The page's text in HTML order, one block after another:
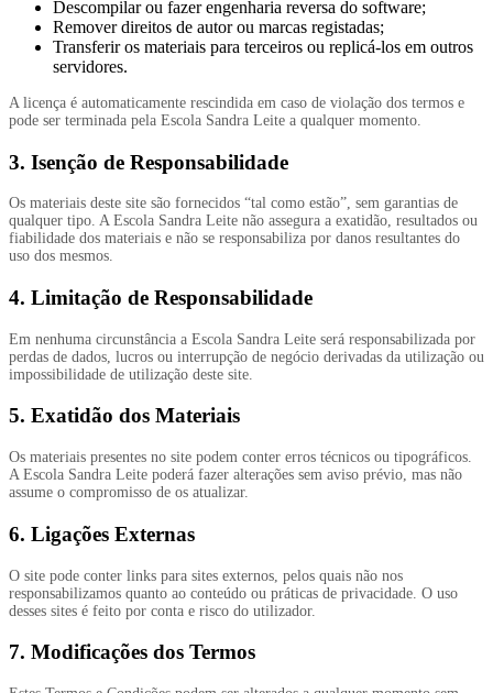
Descompilar ou fazer engenharia reversa do software;
Remover direitos de autor ou marcas registadas;
Transferir os materiais para terceiros ou replicá-los em outros
servidores.
A licença é automaticamente rescindida em caso de violação dos termos e
pode ser terminada pela Escola Sandra Leite a qualquer momento.
3. Isenção de Responsabilidade
Os materiais deste site são fornecidos “tal como estão”, sem garantias de
qualquer tipo. A Escola Sandra Leite não assegura a exatidão, resultados ou
fiabilidade dos materiais e não se responsabiliza por danos resultantes do
uso dos mesmos.
4. Limitação de Responsabilidade
Em nenhuma circunstância a Escola Sandra Leite será responsabilizada por
perdas de dados, lucros ou interrupção de negócio derivadas da utilização ou
impossibilidade de utilização deste site.
5. Exatidão dos Materiais
Os materiais presentes no site podem conter erros técnicos ou tipográficos.
A Escola Sandra Leite poderá fazer alterações sem aviso prévio, mas não
assume o compromisso de os atualizar.
6. Ligações Externas
O site pode conter links para sites externos, pelos quais não nos
responsabilizamos quanto ao conteúdo ou práticas de privacidade. O uso
desses sites é feito por conta e risco do utilizador.
7. Modificações dos Termos